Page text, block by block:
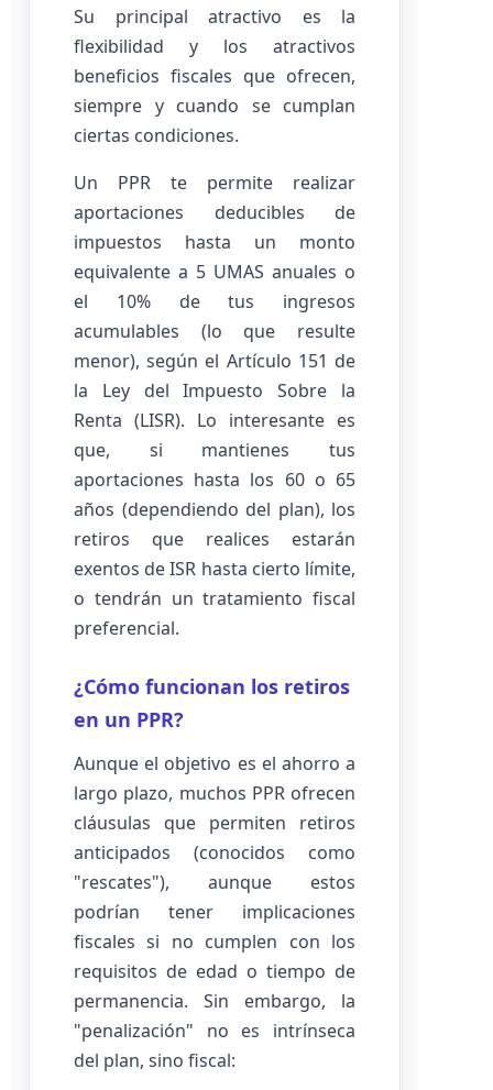
Su principal atractivo es la
flexibilidad y los atractivos
beneficios fiscales que ofrecen,
siempre y cuando se cumplan
ciertas condiciones.
Un PPR te permite realizar
aportaciones deducibles de
impuestos hasta un monto
equivalente a 5 UMAS anuales o
el 10% de tus ingresos
acumulables (lo que resulte
menor), según el Artículo 151 de
la Ley del Impuesto Sobre la
Renta (LISR). Lo interesante es
que, si mantienes tus
aportaciones hasta los 60 o 65
años (dependiendo del plan), los
retiros que realices estarán
exentos de ISR hasta cierto límite,
o tendrán un tratamiento fiscal
preferencial.
¿Cómo funcionan los retiros
en un PPR?
Aunque el objetivo es el ahorro a
largo plazo, muchos PPR ofrecen
cláusulas que permiten retiros
anticipados (conocidos como
"rescates"), aunque estos
podrían tener implicaciones
fiscales si no cumplen con los
requisitos de edad o tiempo de
permanencia. Sin embargo, la
"penalización" no es intrínseca
del plan, sino fiscal: